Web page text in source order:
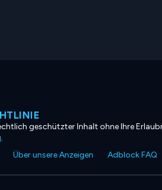
geschützter Inhalt ohne Ihre
.
Über unsere Anzeigen Adblock FAQ